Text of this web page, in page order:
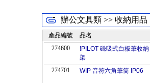
辦公文具類 >> 收納用品
產品編號 品名
274600
!PILOT 磁吸式白板筆收納
架
274701 WIP 音符六角筆筒 IP06